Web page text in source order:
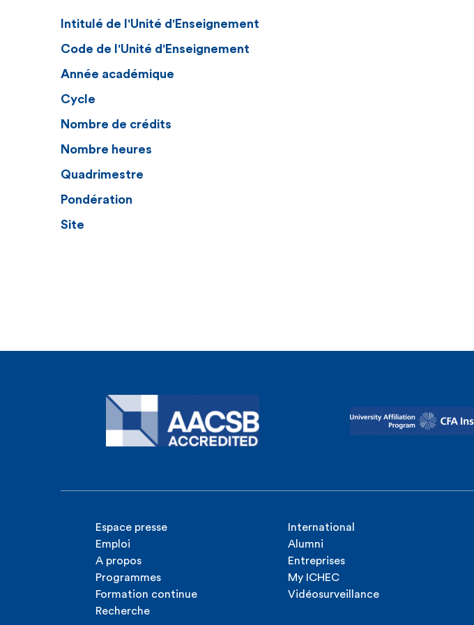
Intitulé de l'Unité d'Enseignement
Code de l'Unité d'Enseignement
Année académique
Cycle
Nombre de crédits
Nombre heures
Quadrimestre
Pondération
Site
Espace presse
Emploi
A propos
Programmes
Formation continue
Recherche
International
Alumni
Entreprises
My ICHEC
Vidéosurveillance